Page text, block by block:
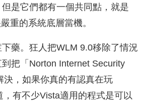
是它們都有一個共同點，就是
重的系統底層當機。
藥。狂人把WLM 9.0移除了情況
把「Norton Internet Security
決，如果你真的有認真在玩
有不少Vista適用的程式是可以